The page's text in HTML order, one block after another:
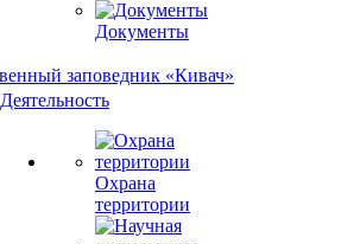
Документы
Деятельность
Охрана
территории